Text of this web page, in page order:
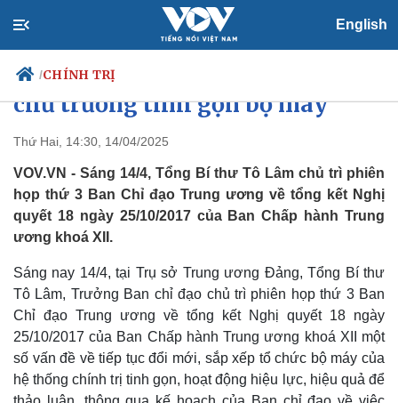
English
/CHÍNH TRỊ
Chính trị
Đảng
Tổ chức nhân sự
Quốc hội
Nhận diện sự thật
Xã hội
Tin 24h
Dự báo thời tiết
Biển đảo
Tổng Bí thư: Đảm bảo sự đoàn
kết, đồng thuận khi thực hiện
chủ trương tinh gọn bộ máy
Thứ Hai, 14:30, 14/04/2025
VOV.VN - Sáng 14/4, Tổng Bí thư Tô Lâm chủ trì phiên
họp thứ 3 Ban Chỉ đạo Trung ương về tổng kết Nghị
quyết 18 ngày 25/10/2017 của Ban Chấp hành Trung
ương khoá XII.
Sáng nay 14/4, tại Trụ sở Trung ương Đảng, Tổng Bí thư
Tô Lâm, Trưởng Ban chỉ đạo chủ trì phiên họp thứ 3 Ban
Chỉ đạo Trung ương về tổng kết Nghị quyết 18 ngày
25/10/2017 của Ban Chấp hành Trung ương khoá XII một
số vấn đề về tiếp tục đổi mới, sắp xếp tổ chức bộ máy của
hệ thống chính trị tinh gọn, hoạt động hiệu lực, hiệu quả để